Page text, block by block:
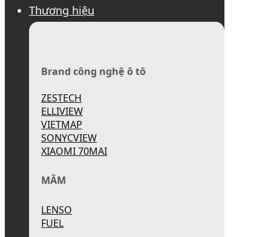
Thương hiệu
Brand công nghệ ô tô
ZESTECH
ELLIVIEW
VIETMAP
SONYCVIEW
XIAOMI 70MAI
MÂM
LENSO
FUEL